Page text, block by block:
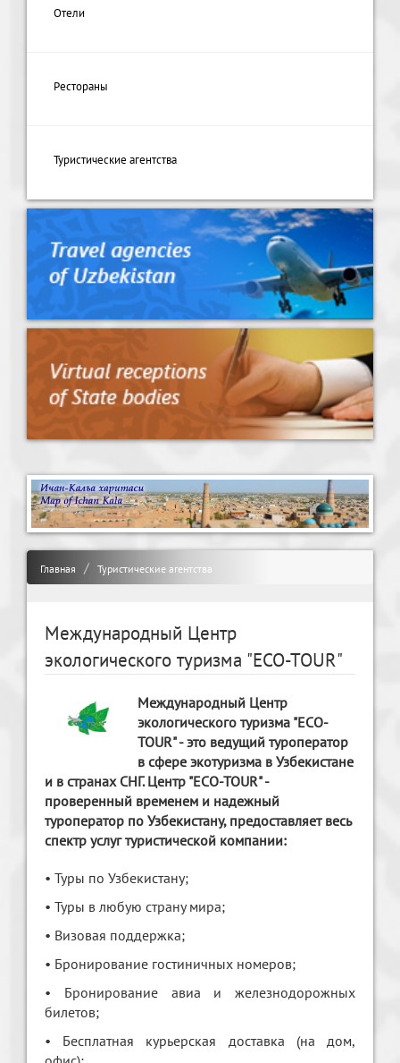
Отели
Рестораны
Туристические агентства
Главная Туристические агентства
Международный Центр
экологического туризма "ECO-TOUR"
Международный Центр
экологического туризма "ECO-
TOUR" - это ведущий туроператор
в сфере экотуризма в Узбекистане
и в странах СНГ. Центр "ECO-TOUR" -
проверенный временем и надежный
туроператор по Узбекистану, предоставляет весь
спектр услуг туристической компании:
• Туры по Узбекистану;
• Туры в любую страну мира;
• Визовая поддержка;
• Бронирование гостиничных номеров;
• Бронирование авиа и железнодорожных
билетов;
• Бесплатная курьерская доставка (на дом,